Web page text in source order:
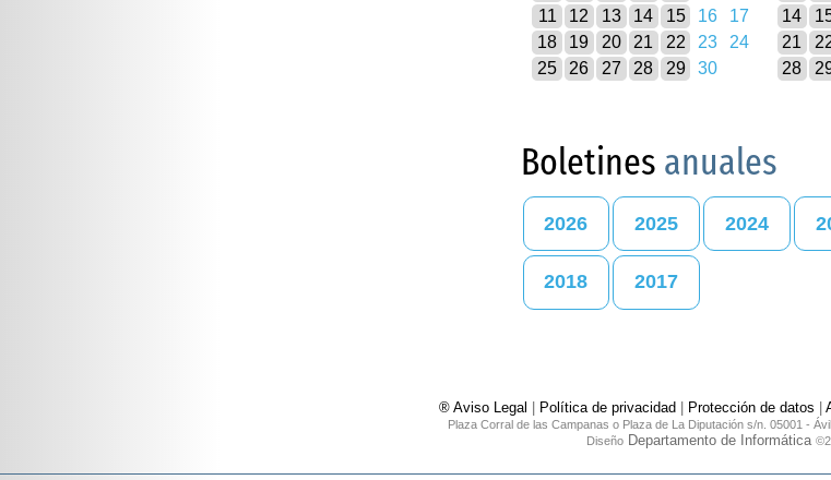
11
12 13 14 15 16
17
18
19 20 21 22 23
24
25
26 27 28 29 30
14
21
28
Boletines anuales
2026 2025 2024
2018 2017
® Aviso Legal Política de privacidad Protección de datos
Plaza Corral de las Campanas o Plaza de La Diputación s/n. 05001 -
DiseñoDepartamento de Informática